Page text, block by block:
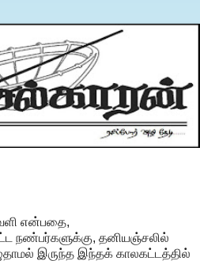
என்பதை,
நண்பர்களுக்கு, தனியஞ்சலில்
இருந்த இந்தக் காலகட்டத்தில்